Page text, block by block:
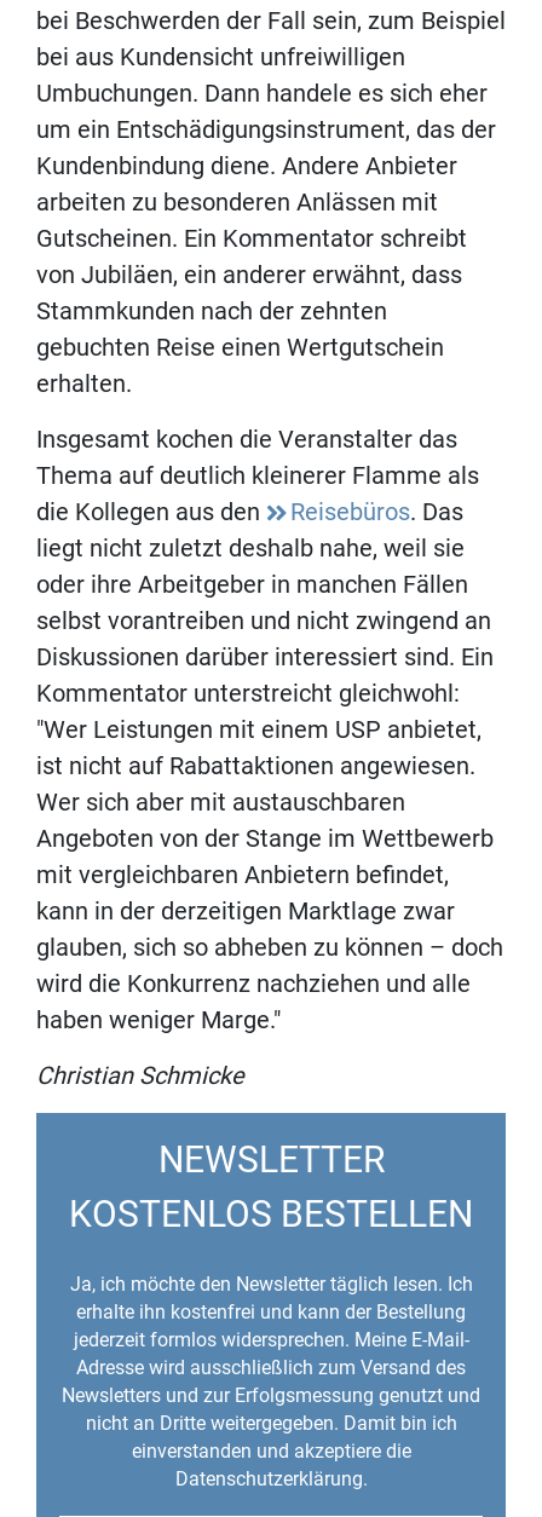
bei Beschwerden der Fall sein, zum Beispiel
bei aus Kundensicht unfreiwilligen
Umbuchungen. Dann handele es sich eher
um ein Entschädigungsinstrument, das der
Kundenbindung diene. Andere Anbieter
arbeiten zu besonderen Anlässen mit
Gutscheinen. Ein Kommentator schreibt
von Jubiläen, ein anderer erwähnt, dass
Stammkunden nach der zehnten
gebuchten Reise einen Wertgutschein
erhalten.
Insgesamt kochen die Veranstalter das
Thema auf deutlich kleinerer Flamme als
die Kollegen aus den
Reisebüros. Das
liegt nicht zuletzt deshalb nahe, weil sie
oder ihre Arbeitgeber in manchen Fällen
selbst vorantreiben und nicht zwingend an
Diskussionen darüber interessiert sind. Ein
Kommentator unterstreicht gleichwohl:
"Wer Leistungen mit einem USP anbietet,
ist nicht auf Rabattaktionen angewiesen.
Wer sich aber mit austauschbaren
Angeboten von der Stange im Wettbewerb
mit vergleichbaren Anbietern befindet,
kann in der derzeitigen Marktlage zwar
glauben, sich so abheben zu können – doch
wird die Konkurrenz nachziehen und alle
haben weniger Marge."
Christian Schmicke
NEWSLETTER
KOSTENLOS BESTELLEN
Ja, ich möchte den Newsletter täglich lesen. Ich
erhalte ihn kostenfrei und kann der Bestellung
jederzeit formlos widersprechen. Meine E-Mail-
Adresse wird ausschließlich zum Versand des
Newsletters und zur Erfolgsmessung genutzt und
nicht an Dritte weitergegeben. Damit bin ich
einverstanden und akzeptiere die
Datenschutzerklärung.